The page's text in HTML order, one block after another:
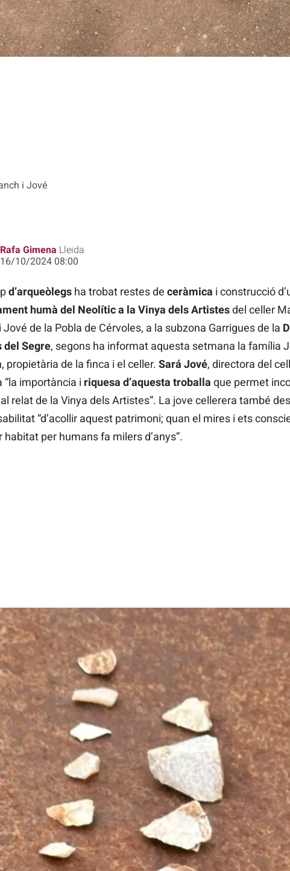
i Jové
Rafa Gimena Lleida
16/10/2024 08:00
d’arqueòlegsha trobat restes de ceràmica i construcció
humà del Neolític a la Vinya dels Artistesdel celler
Jové de la Pobla de Cérvoles, a la subzona Garrigues de la
del Segre, segons ha informat aquesta setmana la família
propietària de la finca i el celler. Sará Jové, directora del
“la importància i riquesa d’aquesta troballa que permet
relat de la Vinya dels Artistes”. La jove cellerera també
“d’acollir aquest patrimoni; quan el mires i ets
habitat per humans fa milers d’anys”.